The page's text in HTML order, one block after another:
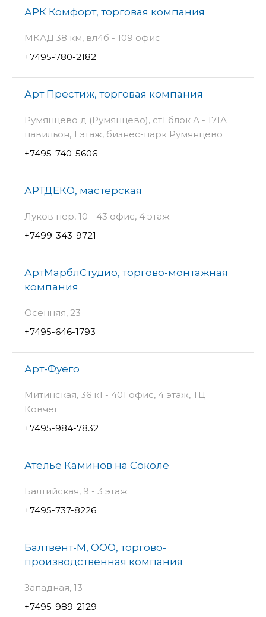
АРК Комфорт, торговая компания
МКАД 38 км, вл4б - 109 офис
+7495-780-2182
Арт Престиж, торговая компания
Румянцево д (Румянцево), ст1 блок А - 171А
павильон, 1 этаж, бизнес-парк Румянцево
+7495-740-5606
АРТДЕКО, мастерская
Луков пер, 10 - 43 офис, 4 этаж
+7499-343-9721
АртМарблСтудио, торгово-монтажная
компания
Осенняя, 23
+7495-646-1793
Арт-Фуего
Митинская, 36 к1 - 401 офис, 4 этаж, ТЦ
Ковчег
+7495-984-7832
Ателье Каминов на Соколе
Балтийская, 9 - 3 этаж
+7495-737-8226
Балтвент-М, ООО, торгово-
производственная компания
Западная, 13
+7495-989-2129